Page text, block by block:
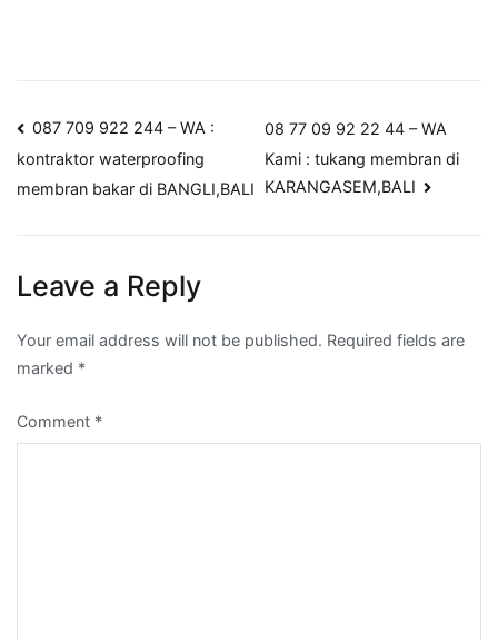
Post
navigation
087 709 922 244 – WA :
kontraktor waterproofing
membran bakar di BANGLI,BALI
08 77 09 92 22 44 – WA
Kami : tukang membran di
KARANGASEM,BALI
Leave a Reply
Your email address will not be published. Required fields are
marked *
Comment *